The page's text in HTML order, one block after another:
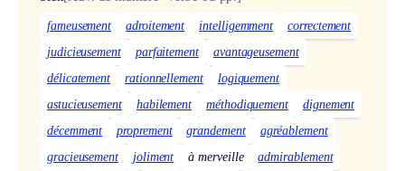
fameusement adroitement intelligemment
correctement
judicieusement
parfaitement
avantageusement
délicatement
rationnellement
logiquement
astucieusement
habilement méthodiquement
dignement
décemment
proprement grandement
agréablement
gracieusement
joliment à merveille
admirablement